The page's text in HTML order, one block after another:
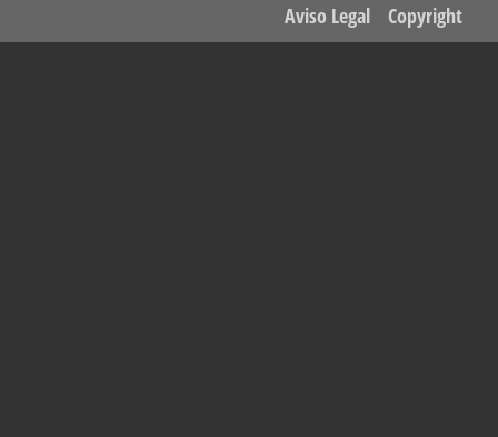
menu
Aviso Legal Copyright